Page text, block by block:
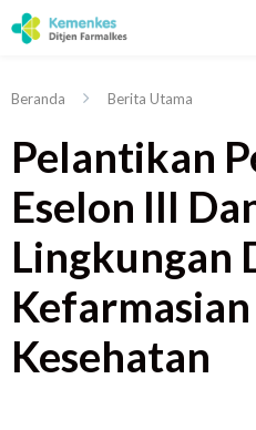
Beranda Berita Utama
Pelantikan
Eselon III
Lingkungan
Kesehatan